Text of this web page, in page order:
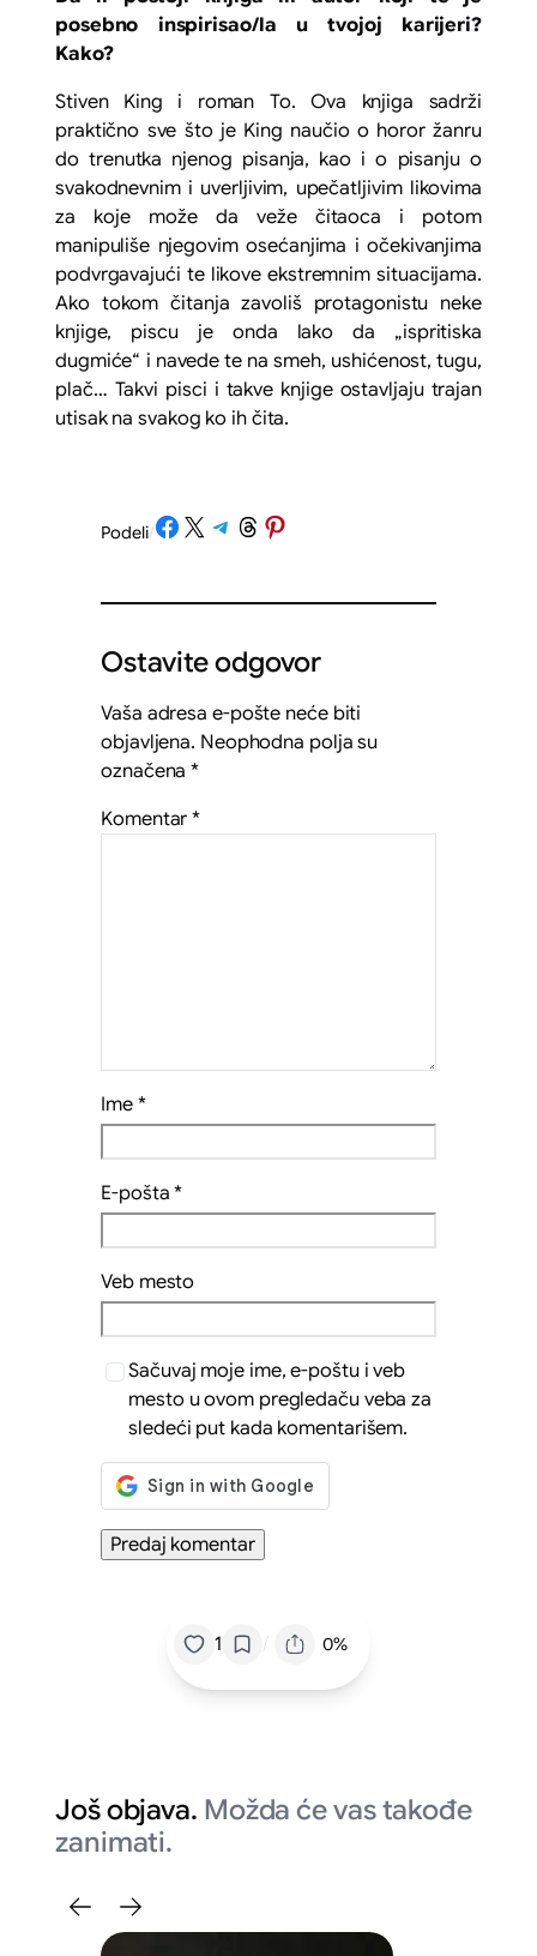
posebno inspirisao/la u tvojoj karijeri?
Kako?
Stiven King i roman To.Ova knjiga sadrži
praktično sve što je King naučio o horor žanru
do trenutka njenog pisanja, kao i o pisanju o
svakodnevnim i uverljivim, upečatljivim likovima
za koje može da veže čitaoca i potom
manipuliše njegovim osećanjima i očekivanjima
podvrgavajući te likove ekstremnim situacijama.
Ako tokom čitanja zavoliš protagonistu neke
knjige, piscu je onda lako da „ispritiska
dugmiće“ i navede te na smeh, ushićenost, tugu,
plač… Takvi pisci i takve knjige ostavljaju trajan
utisak na svakog ko ih čita.
Podeli/Share on Facebook
Share on X Share on Telegram
Share on Threads
Share on Pinterest
Ostavite odgovor
Vaša adresa e-pošte neće biti
objavljena. Neophodna polja su
označena*
Komentar*
Ime *
E-pošta*
Veb mesto
Sačuvaj moje ime, e-poštu i veb
mesto u ovom pregledaču veba za
sledeći put kada komentarišem.
1 / 0%
Još objava. Možda će vas takođe
zanimati.